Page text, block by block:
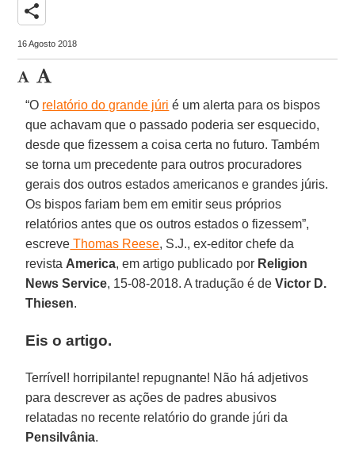
share
16 Agosto 2018
“O relatório do grande júri é um alerta para os bispos
que achavam que o passado poderia ser esquecido,
desde que fizessem a coisa certa no futuro. Também
se torna um precedente para outros procuradores
gerais dos outros estados americanos e grandes júris.
Os bispos fariam bem em emitir seus próprios
relatórios antes que os outros estados o fizessem”,
escreve Thomas Reese, S.J., ex-editor chefe da
revista America, em artigo publicado por Religion
News Service, 15-08-2018. A tradução é deVictor D.
Thiesen.
Eis o artigo.
Terrível! horripilante! repugnante! Não há adjetivos
para descrever as ações de padres abusivos
relatadas no recente relatório do grande júri da
Pensilvânia.